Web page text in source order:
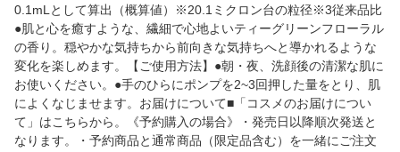
0.1mLとして算出（概算値）※20.1ミクロン台の粒径※3従来品比
●肌と心を癒すような、繊細で心地よいティーグリーンフローラル
の香り。穏やかな気持ちから前向きな気持ちへと導かれるような
変化を楽しめます。【ご使用方法】●朝・夜、洗顔後の清潔な肌に
お使いください。●手のひらにポンプを2~3回押した量をとり、肌
によくなじませます。お届けについて■「コスメのお届けについ
て」はこちらから。《予約購入の場合》・発売日以降順次発送と
なります。・予約商品と通常商品（限定品含む）を一緒にご注文